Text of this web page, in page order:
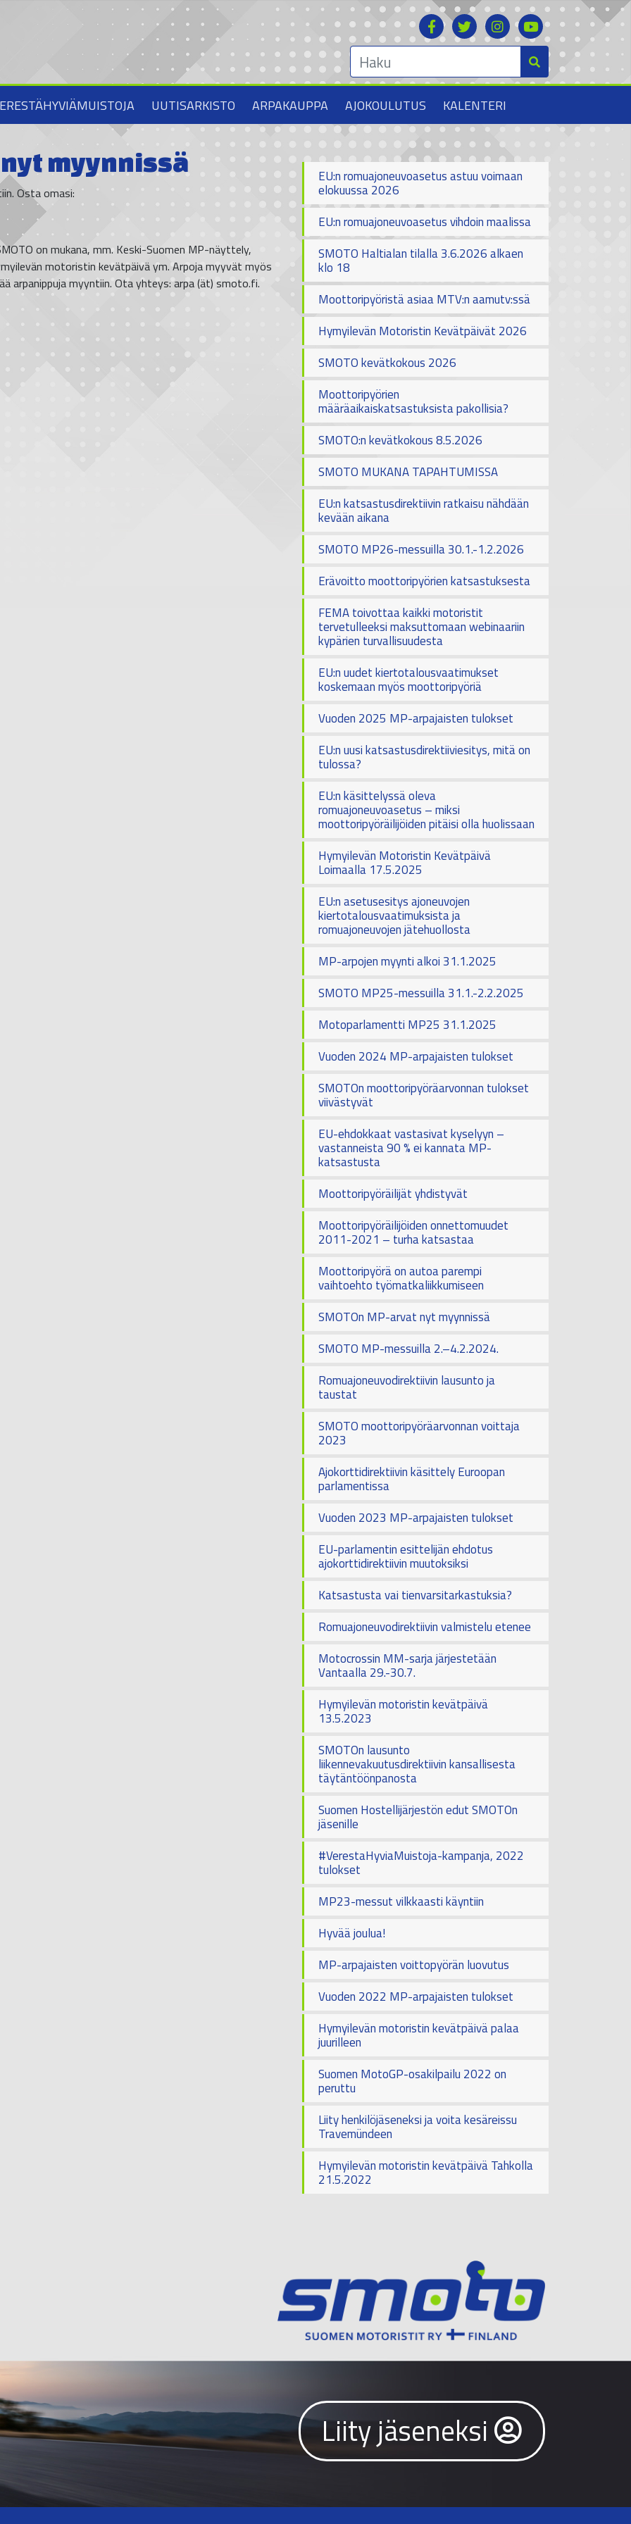
UUTISARKISTO ARPAKAUPPA AJOKOULUTUS KALENTERI
nyt myynnissä
Osta omasi:
on mukana, mm. Keski-Suomen MP-näyttely,
motoristin kevätpäivä ym. Arpoja myyvät myös
arpanippuja myyntiin. Ota yhteys: arpa (ät) smoto.fi.
EU:n romuajoneuvoasetus astuu voimaan
elokuussa 2026
EU:n romuajoneuvoasetus vihdoin maalissa
SMOTO Haltialan tilalla 3.6.2026 alkaen
klo 18
Moottoripyöristä asiaa MTV:n aamutv:ssä
Hymyilevän Motoristin Kevätpäivät 2026
SMOTO kevätkokous 2026
Moottoripyörien
määräaikaiskatsastuksista pakollisia?
SMOTO:n kevätkokous 8.5.2026
SMOTO MUKANA TAPAHTUMISSA
EU:n katsastusdirektiivin ratkaisu nähdään
kevään aikana
SMOTO MP26-messuilla 30.1.-1.2.2026
Erävoitto moottoripyörien katsastuksesta
FEMA toivottaa kaikki motoristit
tervetulleeksi maksuttomaan webinaariin
kypärien turvallisuudesta
EU:n uudet kiertotalousvaatimukset
koskemaan myös moottoripyöriä
Vuoden 2025 MP-arpajaisten tulokset
EU:n uusi katsastusdirektiiviesitys, mitä on
tulossa?
EU:n käsittelyssä oleva
romuajoneuvoasetus – miksi
moottoripyöräilijöiden pitäisi olla huolissaan
Hymyilevän Motoristin Kevätpäivä
Loimaalla 17.5.2025
EU:n asetusesitys ajoneuvojen
kiertotalousvaatimuksista ja
romuajoneuvojen jätehuollosta
MP-arpojen myynti alkoi 31.1.2025
SMOTO MP25-messuilla 31.1.-2.2.2025
Motoparlamentti MP25 31.1.2025
Vuoden 2024 MP-arpajaisten tulokset
SMOTOn moottoripyöräarvonnan tulokset
viivästyvät
EU-ehdokkaat vastasivat kyselyyn –
vastanneista 90 % ei kannata MP-
katsastusta
Moottoripyöräilijät yhdistyvät
Moottoripyöräilijöiden onnettomuudet
2011-2021 – turha katsastaa
Moottoripyörä on autoa parempi
vaihtoehto työmatkaliikkumiseen
SMOTOn MP-arvat nyt myynnissä
SMOTO MP-messuilla 2.–4.2.2024.
Romuajoneuvodirektiivin lausunto ja
taustat
SMOTO moottoripyöräarvonnan voittaja
2023
Ajokorttidirektiivin käsittely Euroopan
parlamentissa
Vuoden 2023 MP-arpajaisten tulokset
EU-parlamentin esittelijän ehdotus
ajokorttidirektiivin muutoksiksi
Katsastusta vai tienvarsitarkastuksia?
Romuajoneuvodirektiivin valmistelu etenee
Motocrossin MM-sarja järjestetään
Vantaalla 29.-30.7.
Hymyilevän motoristin kevätpäivä
13.5.2023
SMOTOn lausunto
liikennevakuutusdirektiivin kansallisesta
täytäntöönpanosta
Suomen Hostellijärjestön edut SMOTOn
jäsenille
#VerestaHyviaMuistoja-kampanja, 2022
tulokset
MP23-messut vilkkaasti käyntiin
Hyvää joulua!
MP-arpajaisten voittopyörän luovutus
Vuoden 2022 MP-arpajaisten tulokset
Hymyilevän motoristin kevätpäivä palaa
juurilleen
Suomen MotoGP-osakilpailu 2022 on
peruttu
Liity henkilöjäseneksi ja voita kesäreissu
Travemündeen
Hymyilevän motoristin kevätpäivä Tahkolla
21.5.2022
Liity jäseneksi